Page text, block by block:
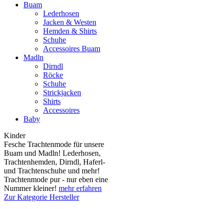
Buam
Lederhosen
Jacken & Westen
Hemden & Shirts
Schuhe
Accessoires Buam
Madln
Dirndl
Röcke
Schuhe
Strickjacken
Shirts
Accessoires
Baby
Kinder
Fesche Trachtenmode für unsere
Buam und Madln! Lederhosen,
Trachtenhemden, Dirndl, Haferl-
und Trachtenschuhe und mehr!
Trachtenmode pur - nur eben eine
Nummer kleiner! mehr erfahren
Zur Kategorie Hersteller